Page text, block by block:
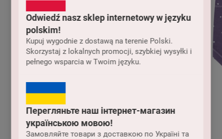
Odwiedź nasz sklep internetowy w języku
polskim!
Kupuj wygodnie z dostawą na terenie Polski.
Skorzystaj z lokalnych promocji, szybkiej wysyłki i
pełnego wsparcia w Twoim języku.
Перегляньте наш інтернет-магазин
українською мовою!
Замовляйте товари з доставкою по Україні та